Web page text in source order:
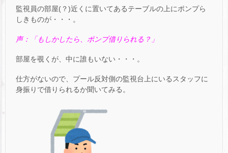
監視員の部屋(？)近くに置いてあるテーブルの上にポンプら
しきものが・・・。
声：「もしかしたら、ポンプ借りられる？」
部屋を覗くが、中に誰もいない・・・。
仕方がないので、プール反対側の監視台上にいるスタッフに
身振りで借りられるか聞いてみる。